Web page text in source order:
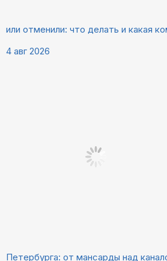
или отменили: что делать и какая
4 авг 2026
Петербурга: от мансарды над